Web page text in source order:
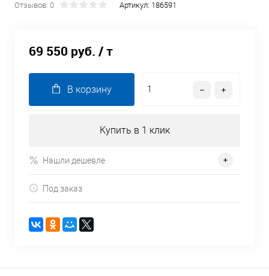
Отзывов: 0 Артикул: 186591
69 550 руб. / т
В корзину
Купить в 1 клик
Нашли дешевле
Под заказ